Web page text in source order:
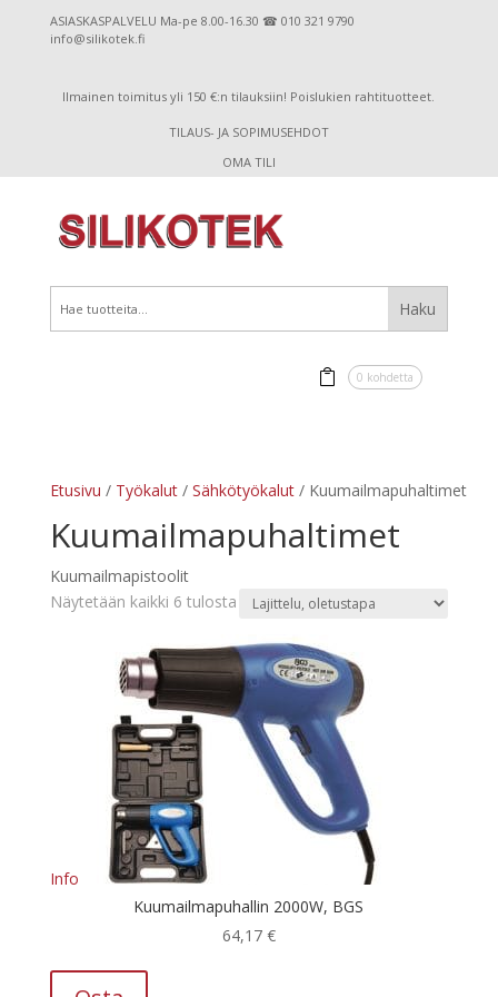
ASIASKASPALVELU Ma-pe 8.00-16.30 ☎ 010 321 9790
info@silikotek.fi
Ilmainen toimitus yli 150 €:n tilauksiin! Poislukien rahtituotteet.
TILAUS- JA SOPIMUSEHDOT
OMA TILI
0 kohdetta
Etusivu / Työkalut/ Sähkötyökalut/ Kuumailmapuhaltimet
Kuumailmapuhaltimet
Kuumailmapistoolit
Näytetään kaikki 6 tulosta
Info
Kuumailmapuhallin 2000W, BGS
64,17 €